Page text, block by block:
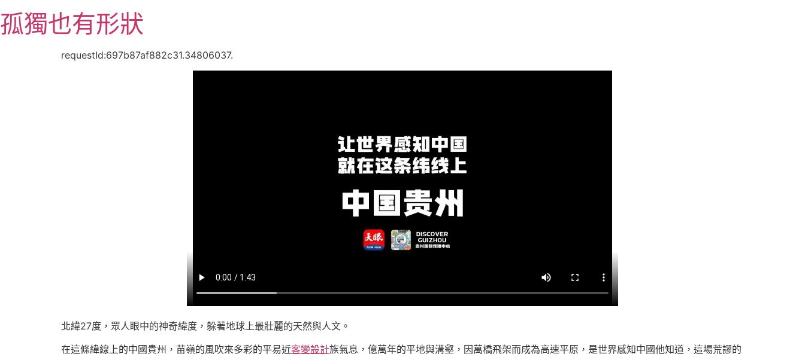
至
主
孤獨也有形狀
requestId:697b87af882c31.34806037.
北緯27度，眾人眼中的神奇緯度，躲著地球上最壯麗的天然與人文。
在這條緯線上的中國貴州，苗嶺的風吹來多彩的平易近客變設計族氣息，億萬年的平地與溝壑，因萬橋飛架而成為高速平原，是世界感知中國他知道，這場荒謬的